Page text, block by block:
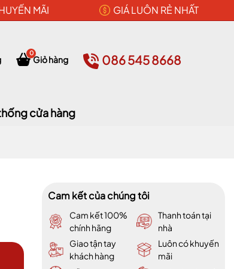
MÃI GIÁ LUÔN RẺ NHẤT
Giỏ hàng
0 086 545 8668
cửa hàng
Cam kết của chúng tôi
Cam kết 100%
chính hãng
Thanh toán tại
nhà
Giao tận tay
khách hàng
Luôn có khuyến
mãi